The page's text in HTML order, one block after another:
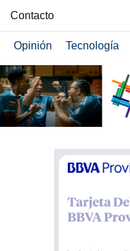
Contacto
Opinión Tecnología